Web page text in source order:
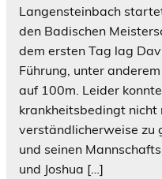
Langensteinbach
den Badischen
dem ersten Tag lag
Führung, unter
auf 100m. Leider
krankheitsbedingt
verständlicherweise zu
und seinen
und Joshua […]